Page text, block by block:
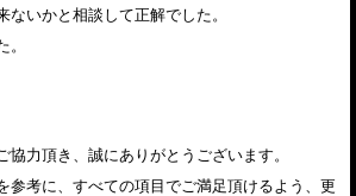
ないかと相談して正解でした。
協力頂き、誠にありがとうございます。
参考に、すべての項目でご満足頂けるよう、更